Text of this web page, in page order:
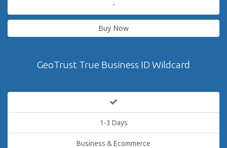
-
Buy Now
GeoTrust True Business ID Wildcard
1-3 Days
Business & Ecommerce